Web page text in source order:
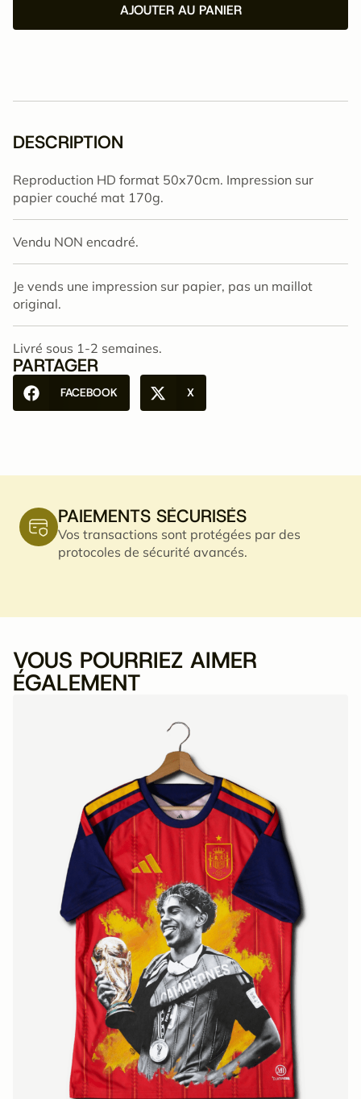
AJOUTER AU PANIER
DESCRIPTION
Reproduction HD format 50x70cm. Impression sur
papier couché mat 170g.
Vendu NON encadré.
Je vends une impression sur papier, pas un maillot
original.
Livré sous 1-2 semaines.
PARTAGER
FACEBOOK X
PAIEMENTS SÉCURISÉS
Vos transactions sont protégées par des
protocoles de sécurité avancés.
VOUS POURRIEZ AIMER
ÉGALEMENT